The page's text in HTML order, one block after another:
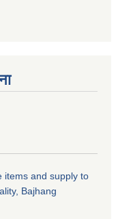
items and supply to
Bajhang